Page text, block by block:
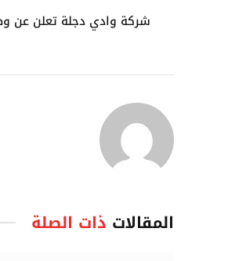
شركة وادي دجلة تعلن عن
المقالات ذات الصلة